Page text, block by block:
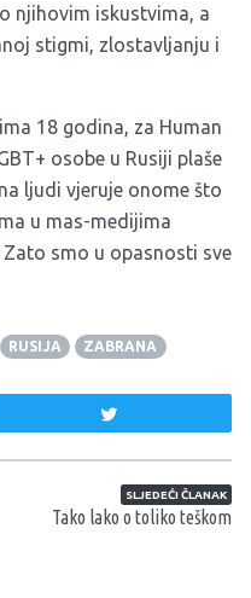
njihovim iskustvima, a
stigmi, zlostavljanju i
18 godina, za Human
osobe u Rusiji plaše
ljudi vjeruje onome što
u mas-medijima
smo u opasnosti sve
RUSIJA ZABRANA
SLJEDEĆI ČLANAK
Tako lako o toliko teškom